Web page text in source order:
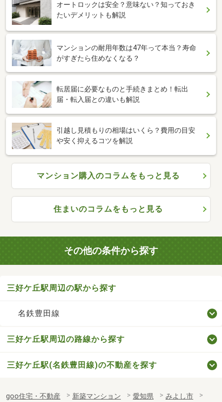
オートロックは安全？意味ない？知っておき
たいデメリットも解説
マンションの耐用年数は47年って本当？寿命
がすぎたら住めなくなる？
転居届に必要なものと手続きまとめ！転出
届・転入届との違いも解説
引越し見積もりの相場はいくら？費用の目安
や安く抑えるコツを解説
マンション購入のコラムをもっと見る
住まいのコラムをもっと見る
その他の条件から探す
三好ケ丘駅周辺の駅から探す
名鉄豊田線
三好ケ丘駅周辺の路線から探す
三好ケ丘駅(名鉄豊田線)の不動産を探す
goo住宅・不動産 新築マンション 愛知県
みよし市